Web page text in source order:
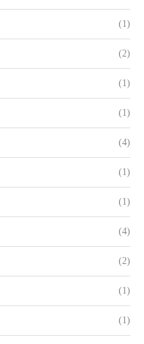
(1)
(2)
(1)
(1)
(4)
(1)
(1)
(4)
(2)
(1)
(1)